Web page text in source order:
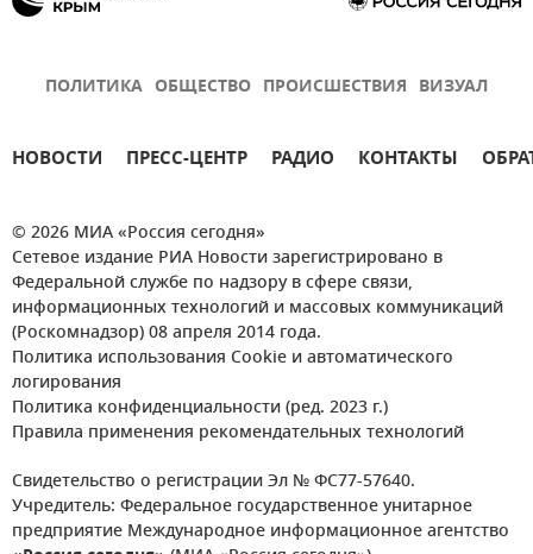
ПОЛИТИКА ОБЩЕСТВО ПРОИСШЕСТВИЯ ВИЗУАЛ
НОВОСТИ ПРЕСС-ЦЕНТР РАДИО КОНТАКТЫ
© 2026 МИА «Россия сегодня»
Сетевое издание РИА Новости зарегистрировано в
Федеральной службе по надзору в сфере связи,
информационных технологий и массовых коммуникаций
(Роскомнадзор) 08 апреля 2014 года.
Политика использования Cookie и автоматического
логирования
Политика конфиденциальности (ред. 2023 г.)
Правила применения рекомендательных технологий
Свидетельство о регистрации Эл № ФС77-57640.
Учредитель: Федеральное государственное унитарное
предприятие Международное информационное агентство